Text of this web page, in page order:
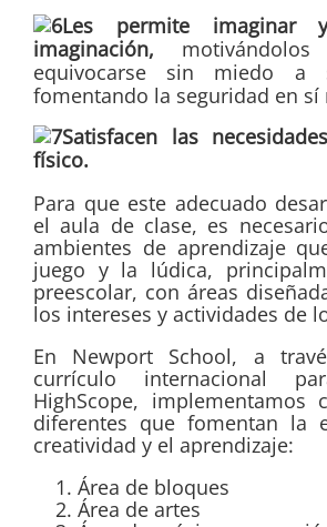
Les permite imaginar
imaginación,
equivocarse sin miedo a
fomentando la seguridad en sí
Satisfacen las
físico.
Para que este adecuado
el aula de clase, es
ambientes de aprendizaje
juego y la lúdica,
preescolar, con áreas
los intereses y actividades de
En Newport School, a
currículo internacional
HighScope, implementamos
diferentes que fomentan la
creatividad y el aprendizaje:
Área de bloques
Área de artes